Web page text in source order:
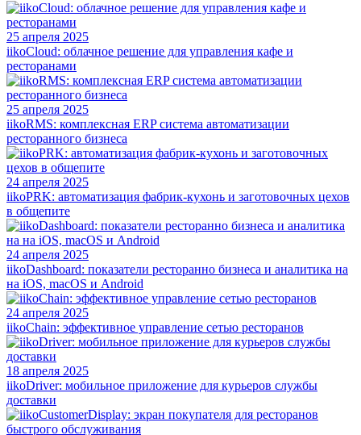
25 апреля 2025
iikoCloud: облачное решение для управления кафе и
ресторанами
25 апреля 2025
iikoRMS: комплексная ERP система автоматизации
ресторанного бизнеса
24 апреля 2025
iikoPRK: автоматизация фабрик-кухонь и заготовочных цехов
в общепите
24 апреля 2025
iikoDashboard: показатели ресторанно бизнеса и аналитика на
на iOS, macOS и Android
24 апреля 2025
iikoChain: эффективное управление сетью ресторанов
18 апреля 2025
iikoDriver: мобильное приложение для курьеров службы
доставки